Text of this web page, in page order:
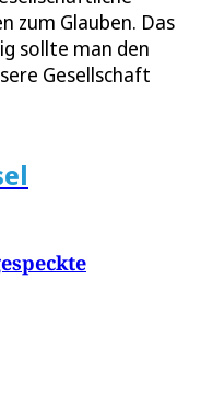
zum Glauben. Das
sollte man den
Gesellschaft